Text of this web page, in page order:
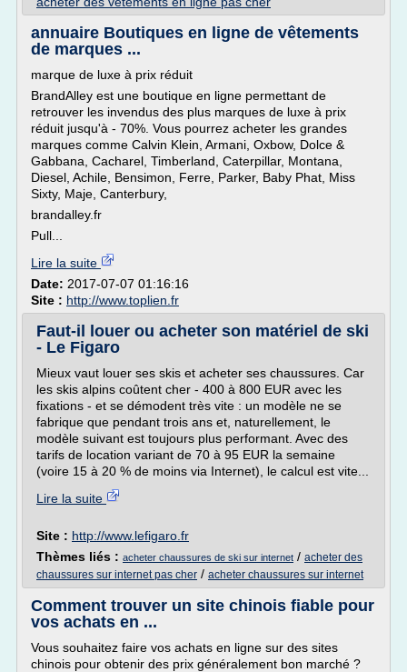
annuaire Boutiques en ligne de vêtements
de marques ...
marque de luxe à prix réduit
BrandAlley est une boutique en ligne permettant de
retrouver les invendus des plus marques de luxe à prix
réduit jusqu'à - 70%. Vous pourrez acheter les grandes
marques comme Calvin Klein, Armani, Oxbow, Dolce &
Gabbana, Cacharel, Timberland, Caterpillar, Montana,
Diesel, Achile, Bensimon, Ferre, Parker, Baby Phat, Miss
Sixty, Maje, Canterbury,
brandalley.fr
Pull...
Lire la suite
Date: 2017-07-07 01:16:16
Site : http://www.toplien.fr
Faut-il louer ou acheter son matériel de ski
- Le Figaro
Mieux vaut louer ses skis et acheter ses chaussures. Car
les skis alpins coûtent cher - 400 à 800 EUR avec les
fixations - et se démodent très vite : un modèle ne se
fabrique que pendant trois ans et, naturellement, le
modèle suivant est toujours plus performant. Avec des
tarifs de location variant de 70 à 95 EUR la semaine
(voire 15 à 20 % de moins via Internet), le calcul est vite...
Lire la suite
Site : http://www.lefigaro.fr
Thèmes liés : acheter chaussures de ski sur internet / acheter des
chaussures sur internet pas cher / acheter chaussures sur internet
Comment trouver un site chinois fiable pour
vos achats en ...
Vous souhaitez faire vos achats en ligne sur des sites
chinois pour obtenir des prix généralement bon marché ?